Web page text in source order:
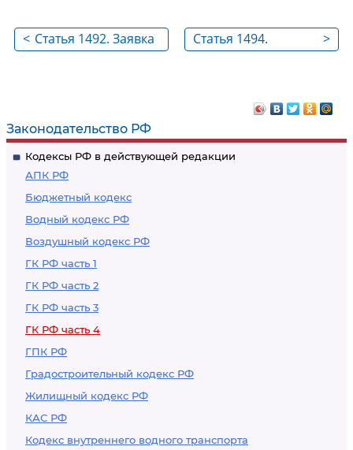
Законодательство РФ
Кодексы РФ в действующей редакции
АПК РФ
Бюджетный кодекс
Водный кодекс РФ
Воздушный кодекс РФ
ГК РФ часть 1
ГК РФ часть 2
ГК РФ часть 3
ГК РФ часть 4
ГПК РФ
Градостроительный кодекс РФ
Жилищный кодекс РФ
КАС РФ
Кодекс внутреннего водного транспорта
< Статья 1492. Заявка
>
Статья 1494.